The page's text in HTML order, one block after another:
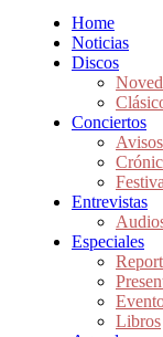
Home
Noticias
Discos
Conciertos
Avisos
Entrevistas
Especiales
Libros